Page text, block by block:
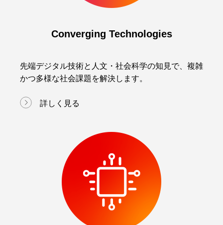
Converging Technologies
先端デジタル技術と人文・社会科学の知見で、複雑
かつ多様な社会課題を解決します。
詳しく見る